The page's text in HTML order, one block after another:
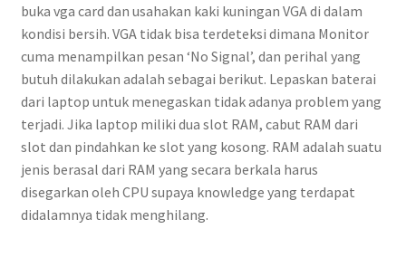
buka vga card dan usahakan kaki kuningan VGA di dalam
kondisi bersih. VGA tidak bisa terdeteksi dimana Monitor
cuma menampilkan pesan ‘No Signal’, dan perihal yang
butuh dilakukan adalah sebagai berikut. Lepaskan baterai
dari laptop untuk menegaskan tidak adanya problem yang
terjadi. Jika laptop miliki dua slot RAM, cabut RAM dari
slot dan pindahkan ke slot yang kosong. RAM adalah suatu
jenis berasal dari RAM yang secara berkala harus
disegarkan oleh CPU supaya knowledge yang terdapat
didalamnya tidak menghilang.